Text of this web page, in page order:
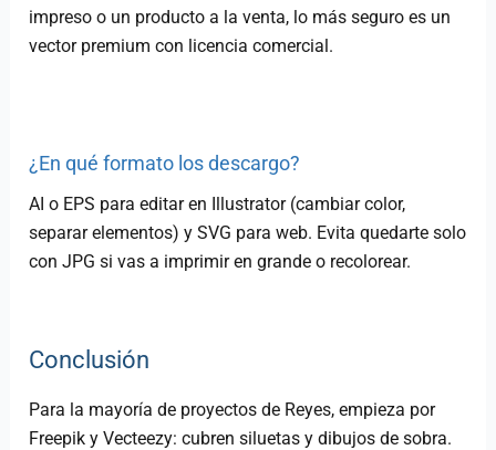
impreso o un producto a la venta, lo más seguro es un
vector premium con licencia comercial.
¿En qué formato los descargo?
AI o EPS para editar en Illustrator (cambiar color,
separar elementos) y SVG para web. Evita quedarte solo
con JPG si vas a imprimir en grande o recolorear.
Conclusión
Para la mayoría de proyectos de Reyes, empieza por
Freepik y Vecteezy: cubren siluetas y dibujos de sobra.